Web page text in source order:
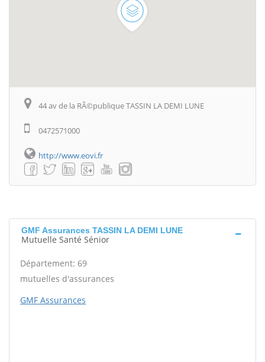
44 av de la RÃ©publique TASSIN LA DEMI LUNE
0472571000
http://www.eovi.fr
GMF Assurances TASSIN LA DEMI LUNE
Mutuelle Santé Sénior
Département: 69
mutuelles d'assurances
GMF Assurances